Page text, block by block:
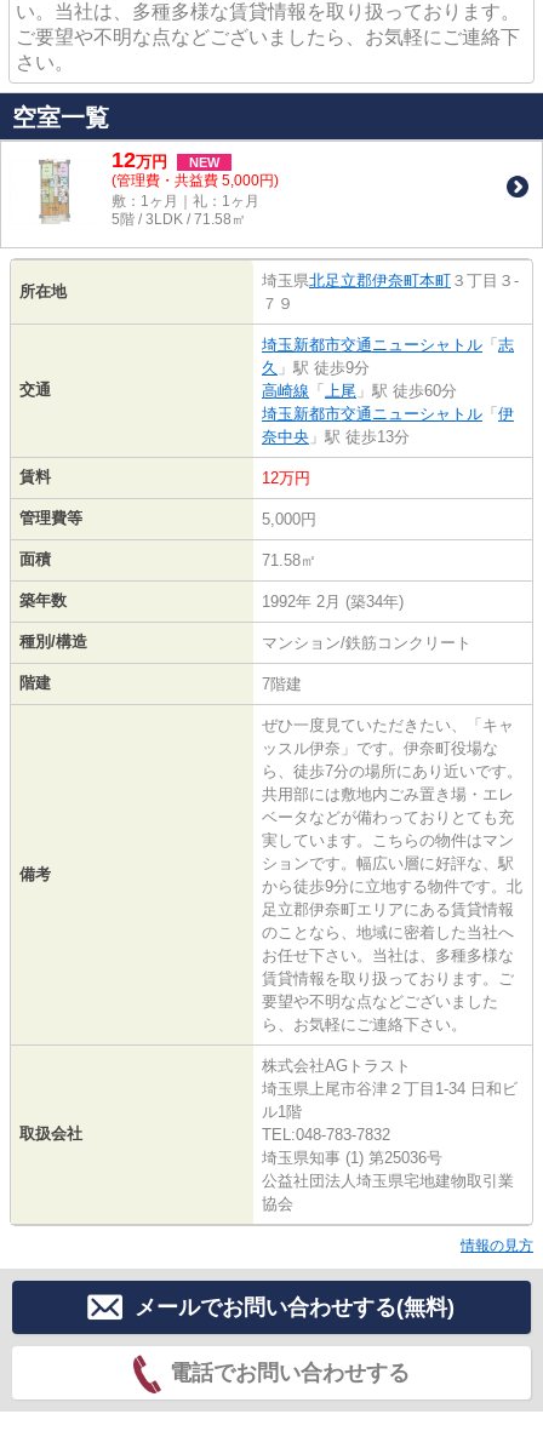
い。当社は、多種多様な賃貸情報を取り扱っております。
ご要望や不明な点などございましたら、お気軽にご連絡下
さい。
空室一覧
12万円 NEW
(管理費・共益費 5,000円)
敷：1ヶ月｜礼：1ヶ月
5階 / 3LDK / 71.58㎡
所在地
埼玉県北足立郡伊奈町本町 ３丁目３-
７９
交通
埼玉新都市交通ニューシャトル 「 志
久 」駅 徒歩9分
高崎線 「 上尾 」駅 徒歩60分
埼玉新都市交通ニューシャトル 「 伊
奈中央 」駅 徒歩13分
賃料 12万円
管理費等 5,000円
面積 71.58㎡
築年数 1992年 2月 (築34年)
種別/構造 マンション/鉄筋コンクリート
階建 7階建
備考
ぜひ一度見ていただきたい、「キャ
ッスル伊奈」です。伊奈町役場な
ら、徒歩7分の場所にあり近いです。
共用部には敷地内ごみ置き場・エレ
ベータなどが備わっておりとても充
実しています。こちらの物件はマン
ションです。幅広い層に好評な、駅
から徒歩9分に立地する物件です。北
足立郡伊奈町エリアにある賃貸情報
のことなら、地域に密着した当社へ
お任せ下さい。当社は、多種多様な
賃貸情報を取り扱っております。ご
要望や不明な点などございました
ら、お気軽にご連絡下さい。
取扱会社
株式会社AGトラスト
埼玉県上尾市谷津２丁目1-34 日和ビ
ル1階
TEL:048-783-7832
埼玉県知事 (1) 第25036号
公益社団法人埼玉県宅地建物取引業
協会
情報の見方
メールでお問い合わせする(無料)
電話でお問い合わせする